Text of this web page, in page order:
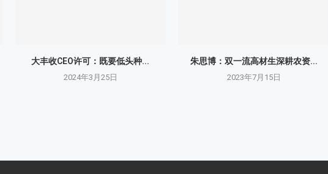
大丰收CEO许可：既要低头种...
2024年3月25日
朱思博：双一流高材生深耕农资...
2023年7月15日